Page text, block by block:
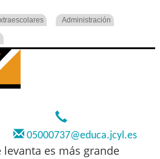
Administración
05000737@educa.jcyl.es
es más grande